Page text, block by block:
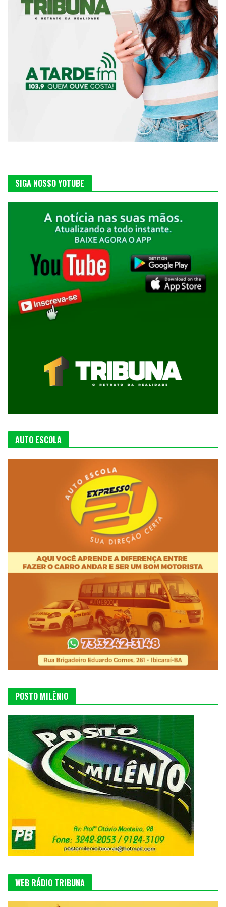
SIGA NOSSO YOTUBE
AUTO ESCOLA
POSTO MILÊNIO
WEB RÁDIO TRIBUNA